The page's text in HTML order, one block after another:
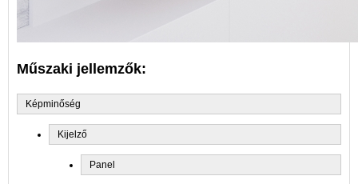
Műszaki jellemzők:
Képminőség
Kijelző
Panel